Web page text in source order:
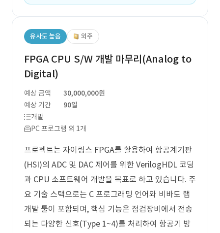
유사도 높음 외주
FPGA CPU S/W 개발 마무리(Analog to
Digital)
예상 금액
30,000,000원
예상 기간
90일
개발
PC 프로그램 외 1개
프로젝트는 자이링스 FPGA를 활용하여 항공계기판
(HSI)의 ADC 및 DAC 제어를 위한 VerilogHDL 코딩
과 CPU 소프트웨어 개발을 목표로 하고 있습니다. 주
요 기술 스택으로는 C 프로그래밍 언어와 비바도 랩
개발 툴이 포함되며, 핵심 기능은 점검장비에서 전송
되는 다양한 신호(Type 1~4)를 처리하여 항공기 방